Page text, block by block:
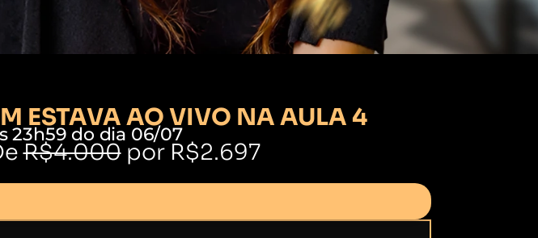
ESTAVA AO VIVO NA AULA 4
23h59 do dia 06/07
R$4.000por R$2.697